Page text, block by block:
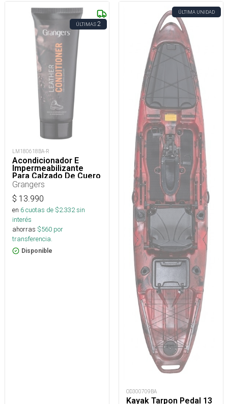
ÚLTIMAS2
LM180618BA-R
Acondicionador E
Impermeabilizante
Para Calzado De Cuero
75 Ml
Grangers
$ 13.990
en 6cuotas de $2.332sin
interés
ahorras $560 por
transferencia.
Disponible
ÚLTIMA UNIDAD
OD300709BA
Kayak Tarpon Pedal 13